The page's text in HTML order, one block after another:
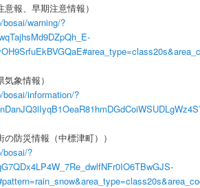
意報、早期注意情報）
warning/?
気象情報）
information/?
防災情報（中標津町））
bosai/?